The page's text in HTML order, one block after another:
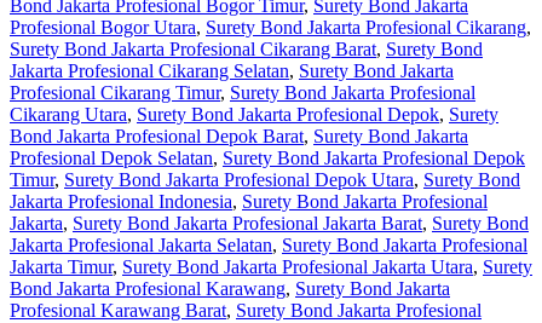
Bond Jakarta Profesional Bogor Timur, Surety Bond Jakarta
Profesional Bogor Utara, Surety Bond Jakarta Profesional Cikarang,
Surety Bond Jakarta Profesional Cikarang Barat, Surety Bond
Jakarta Profesional Cikarang Selatan, Surety Bond Jakarta
Profesional Cikarang Timur, Surety Bond Jakarta Profesional
Cikarang Utara, Surety Bond Jakarta Profesional Depok, Surety
Bond Jakarta Profesional Depok Barat, Surety Bond Jakarta
Profesional Depok Selatan, Surety Bond Jakarta Profesional Depok
Timur, Surety Bond Jakarta Profesional Depok Utara, Surety Bond
Jakarta Profesional Indonesia, Surety Bond Jakarta Profesional
Jakarta, Surety Bond Jakarta Profesional Jakarta Barat, Surety Bond
Jakarta Profesional Jakarta Selatan, Surety Bond Jakarta Profesional
Jakarta Timur, Surety Bond Jakarta Profesional Jakarta Utara, Surety
Bond Jakarta Profesional Karawang, Surety Bond Jakarta
Profesional Karawang Barat, Surety Bond Jakarta Profesional